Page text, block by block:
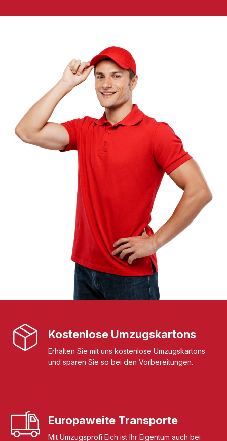
Kostenlose Umzugskartons
Erhalten Sie mit uns kostenlose Umzugskartons
und sparen Sie so bei den Vorbereitungen.
Europaweite Transporte
Mit Umzugsprofi Eich ist Ihr Eigentum auch bei